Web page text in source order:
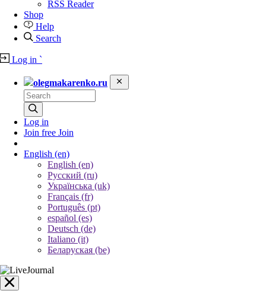
RSS Reader
Shop
Help
Search
Log in `
olegmakarenko.ru
Log in
Join free Join
English (en)
English (en)
Русский (ru)
Українська (uk)
Français (fr)
Português (pt)
español (es)
Deutsch (de)
Italiano (it)
Беларуская (be)